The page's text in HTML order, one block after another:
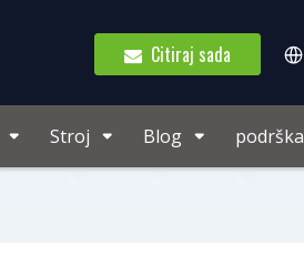
Citiraj sada
Stroj Blog podrška